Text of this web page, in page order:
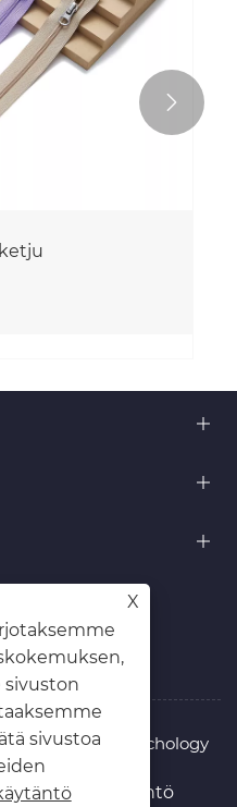

Richu Zipper Techology
pidätetään.
Tietosuojakäytäntö
X
sivuston
sivustoa